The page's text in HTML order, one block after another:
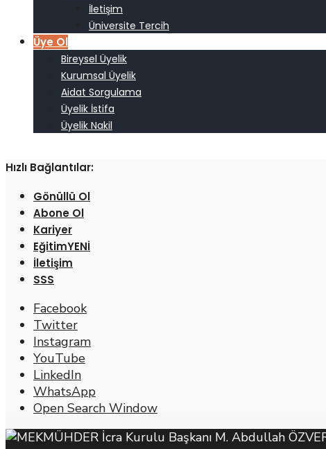
İletişim
Üniversite Tercih
Üye Ol
Bireysel Üyelik
Kurumsal Üyelik
Aidat Sorgulama
Üyelik İstifa
Üyelik Nakil
Hızlı Bağlantılar:
Gönüllü Ol
Abone Ol
Kariyer
Eğitim
İletişim
SSS
Facebook
Twitter
Instagram
YouTube
LinkedIn
WhatsApp
Open Search Window